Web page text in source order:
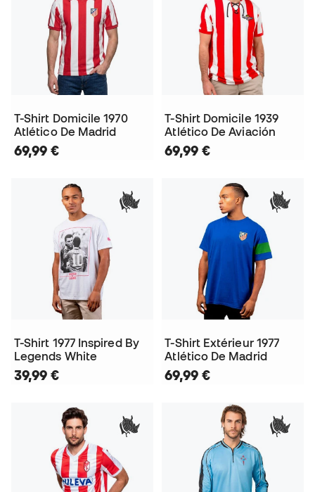
T-Shirt Domicile 1970
Atlético De Madrid
69,99 €
T-Shirt Domicile 1939
Atlético De Aviación
69,99 €
T-Shirt 1977 Inspired By
Legends White
39,99 €
T-Shirt Extérieur 1977
Atlético De Madrid
69,99 €